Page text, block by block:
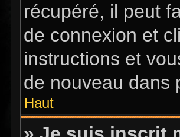
récupéré, il peut
de connexion et
instructions et
de nouveau dans
Haut